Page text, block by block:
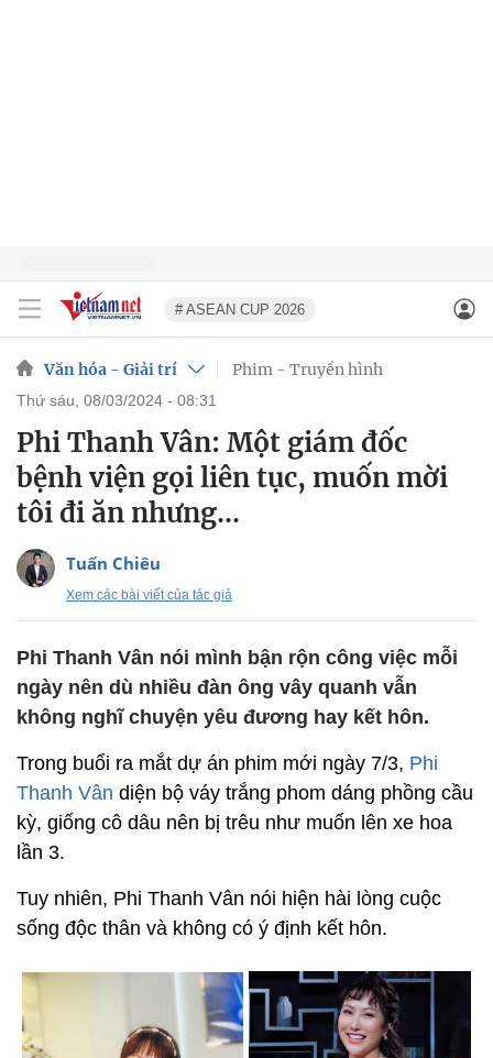
# ASEAN CUP 2026
Văn hóa - Giải trí Phim - Truyền hình
thứ sáu, 08/03/2024 - 08:31
Phi Thanh Vân: Một giám đốc
bệnh viện gọi liên tục, muốn mời
tôi đi ăn nhưng...
Tuấn Chiêu
Xem các bài viết của tác giả
Phi Thanh Vân nói mình bận rộn công việc mỗi
ngày nên dù nhiều đàn ông vây quanh vẫn
không nghĩ chuyện yêu đương hay kết hôn.
Trong buổi ra mắt dự án phim mới ngày 7/3, Phi
Thanh Vân diện bộ váy trắng phom dáng phồng cầu
kỳ, giống cô dâu nên bị trêu như muốn lên xe hoa
lần 3.
Tuy nhiên, Phi Thanh Vân nói hiện hài lòng cuộc
sống độc thân và không có ý định kết hôn.